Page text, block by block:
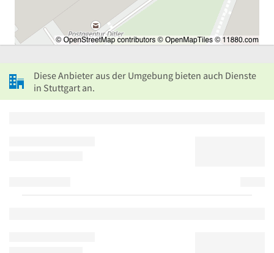
Diese Anbieter aus der Umgebung bieten auch Dienste
in Stuttgart an.